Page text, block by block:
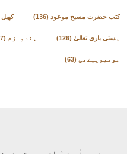
کتب حضرت مسیح موعود(136) کھیل
ہستی باری تعالیٰ(126) ہندوازم (17)
ہومیوپیتھی (63)